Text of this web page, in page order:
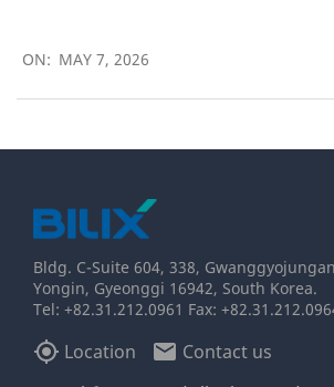
05-ON: MAY 7, 2026
Bldg. C-Suite 604, 338,
Yongin, Gyeonggi 16942, South Korea.
Tel: +82.31.212.0961 Fax:
my_location Location email Contact us